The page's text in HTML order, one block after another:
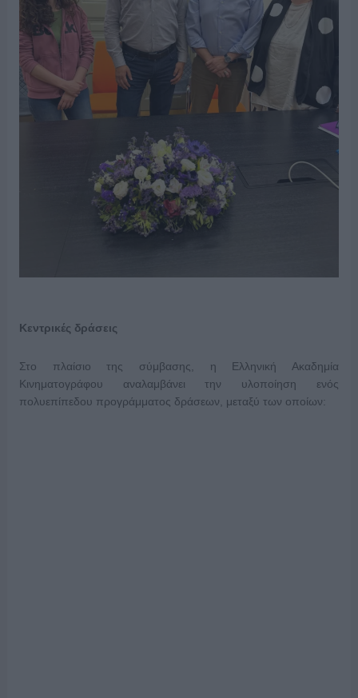
Κεντρικές δράσεις
Στο πλαίσιο της σύμβασης, η Ελληνική Ακαδημία
Κινηματογράφου αναλαμβάνει την υλοποίηση ενός
πολυεπίπεδου προγράμματος δράσεων, μεταξύ των οποίων: